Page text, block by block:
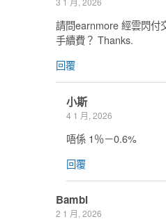
請問earnmore 經雲閃付
手續費？ Thanks.
回覆
小斯
4 1 月, 2026
唔係 1％－0.6%
回覆
Bambi
2 1 月, 2026